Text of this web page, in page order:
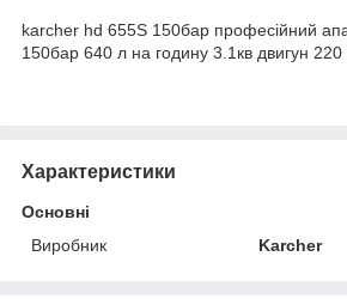
karcher hd 655S 150бар професійний
150бар 640 л на годину 3.1кв двигун 220
Характеристики
Основні
Виробник
Karcher